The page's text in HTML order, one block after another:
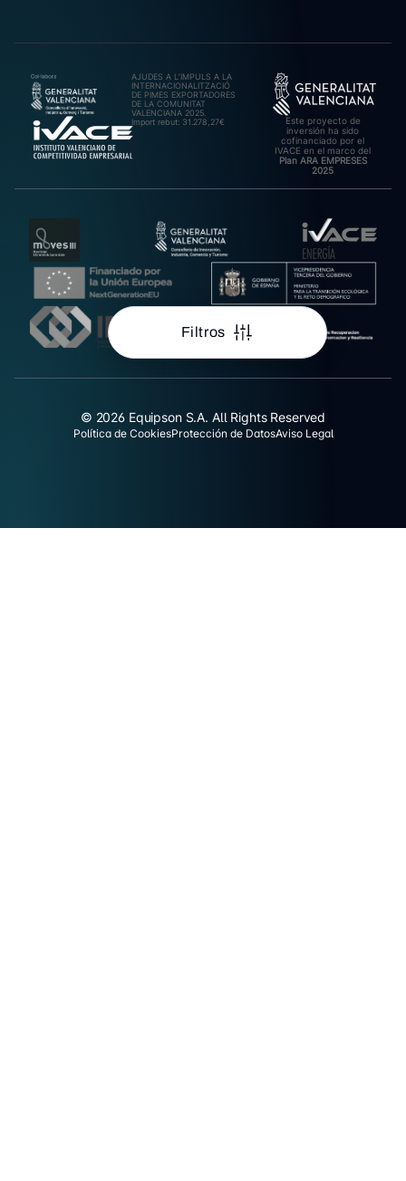
Filtros
AJUDES A L’IMPULS A LA
INTERNACIONALITZACIÓ
DE PIMES EXPORTADORES
DE LA COMUNITAT
VALENCIANA 2025.
Import rebut: 31.278,27€
Este proyecto de
inversión ha sido
cofinanciado por el
IVACE en el marco del
Plan ARA EMPRESES
2025
© 2026 Equipson S.A. All Rights Reserved
Política de CookiesProtección de DatosAviso Legal